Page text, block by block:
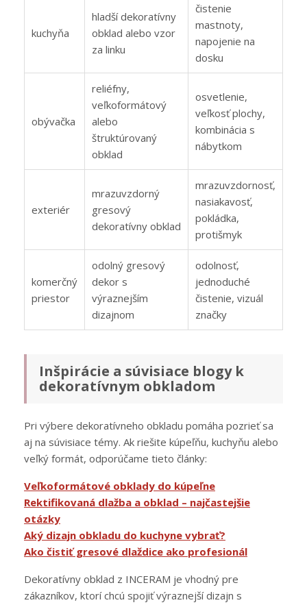
kuchyňa
hladší dekoratívny
obklad alebo vzor
za linku
čistenie
mastnoty,
napojenie na
dosku
obývačka
reliéfny,
veľkoformátový
alebo
štruktúrovaný
obklad
osvetlenie,
veľkosť plochy,
kombinácia s
nábytkom
exteriér
mrazuvzdorný
gresový
dekoratívny obklad
mrazuvzdornosť,
nasiakavosť,
pokládka,
protišmyk
komerčný
priestor
odolný gresový
dekor s
výraznejším
dizajnom
odolnosť,
jednoduché
čistenie, vizuál
značky
Inšpirácie a súvisiace blogy k
dekoratívnym obkladom
Pri výbere dekoratívneho obkladu pomáha pozrieť sa
aj na súvisiace témy. Ak riešite kúpeľňu, kuchyňu alebo
veľký formát, odporúčame tieto články:
Veľkoformátové obklady do kúpeľne
Rektifikovaná dlažba a obklad – najčastejšie
otázky
Aký dizajn obkladu do kuchyne vybrať?
Ako čistiť gresové dlaždice ako profesionál
Dekoratívny obklad z INCERAM je vhodný pre
zákazníkov, ktorí chcú spojiť výraznejší dizajn s